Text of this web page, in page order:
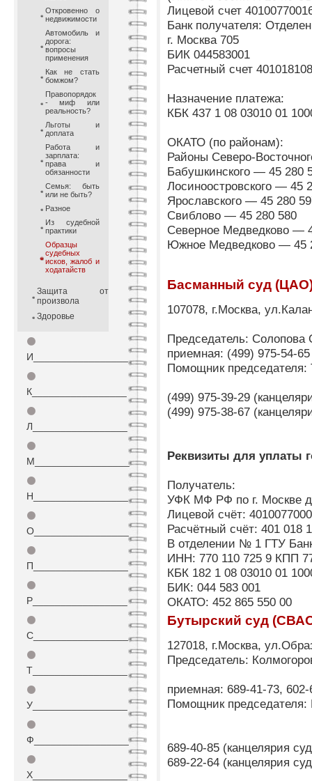
Откровенно о
недвижимости
Автомобиль и
дорога:
вопросы
применения
Как не стать
бомжом?
Правопорядок
- миф или
реальность?
Льготы и
доплата
Работа и
зарплата:
права и
обязанности
Семья: быть
или не быть?
Разное
Из судебной
практики
Образцы
судебных
исков, жалоб и
ходатайств
Защита от
произвола
Здоровье
⚫
И_________________
⚫
К_________________
⚫
Л_________________
⚫
М_________________
⚫
Н_________________
⚫
О_________________
⚫
П_________________
⚫
Р_________________
⚫
С_________________
⚫
Т_________________
⚫
У_________________
⚫
Ф_________________
⚫
Х_________________
Лицевой счет
Банк получателя:
г. Москва 705
БИК 044583001
Расчетный счет
Назначение платежа:
КБК 437 1 08 03010 01
ОКАТО (по районам):
Районы Северо-
Бабушкинского — 45 280
Лосиноостровского — 45
Ярославского — 45 280
Свиблово — 45 280 580
Северное Медведково —
Южное Медведково — 45
Басманный суд
107078, г.Москва,
Председатель: Солопова
приемная: (499) 975-54-
Помощник председателя:
(499) 975-39-29
(499) 975-38-67
Реквизиты для уплаты
Получатель:
УФК МФ РФ по г. Москве
Лицевой счёт:
Расчётный счёт: 401 018
В отделении № 1 ГТУ
ИНН: 770 110 725 9 КПП
КБК 182 1 08 03010 01
БИК: 044 583 001
ОКАТО: 452 865 550 00
Бутырский суд
127018, г.Москва,
Председатель:
приемная: 689-41-73,
Помощник
689-40-85 (канцелярия
689-22-64 (канцелярия